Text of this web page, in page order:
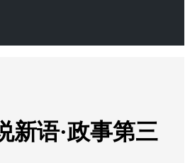
新语·政事第三